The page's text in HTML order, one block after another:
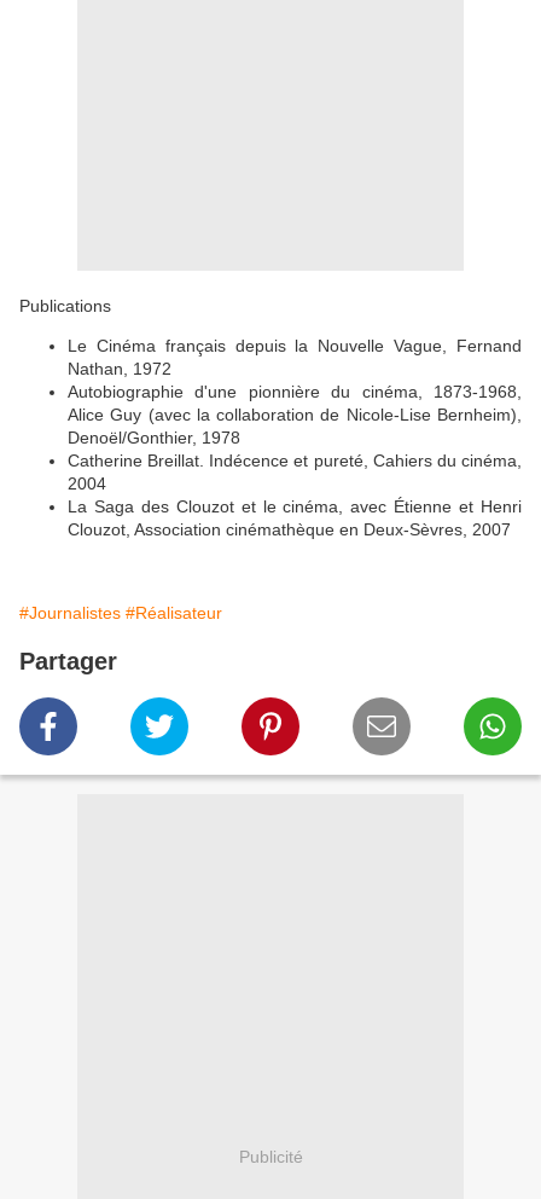
Publications
Le Cinéma français depuis la Nouvelle Vague, Fernand
Nathan, 1972
Autobiographie d'une pionnière du cinéma, 1873-1968,
Alice Guy (avec la collaboration de Nicole-Lise Bernheim),
Denoël/Gonthier, 1978
Catherine Breillat. Indécence et pureté, Cahiers du cinéma,
2004
La Saga des Clouzot et le cinéma, avec Étienne et Henri
Clouzot, Association cinémathèque en Deux-Sèvres, 2007
#Journalistes #Réalisateur
Partager
Publicité